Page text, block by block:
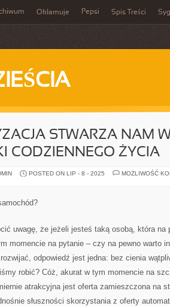
Okłamuje Pepsi Spis Treści
STWARZA NAM
CODZIENNEGO ŻYCIA
POSTED ON LIP - 8 - 2025
MOŻLIWOŚĆ
uwagę, że jeżeli jesteś taką osobą, która na
momencie na pytanie – czy na pewno warto
odpowiedź jest jedna: bez cienia
robić? Cóż, akurat w tym momencie na
atrakcyjna jest oferta zamieszczona na
słuszności skorzystania z oferty